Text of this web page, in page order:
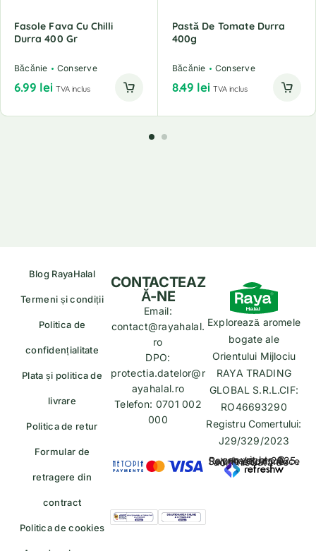
Fasole Fava Cu Chilli
Durra 400 Gr
Băcănie Conserve
6.99 lei TVA inclus
Pastă De Tomate Durra
400g
Băcănie Conserve
8.49 lei TVA inclus
Blog RayaHalal
Termeni și condiții
Politica de
confidențialitate
Plata și politica de
livrare
Politica de retur
Formular de
retragere din
contract
Politica de cookies
Explorează aromele
bogate ale
Orientului Mijlociu
RAYA TRADING
GLOBAL S.R.L.CIF:
RO46693290
Registru Comertului:
J29/329/2023
copyrights © Rayahalal.ro 2025. Soluție eCommerce administrată de
CONTACTEAZ
Ă-NE
Email:
contact@rayahalal.
ro
DPO:
protectia.datelor@r
ayahalal.ro
Telefon: 0701 002
000